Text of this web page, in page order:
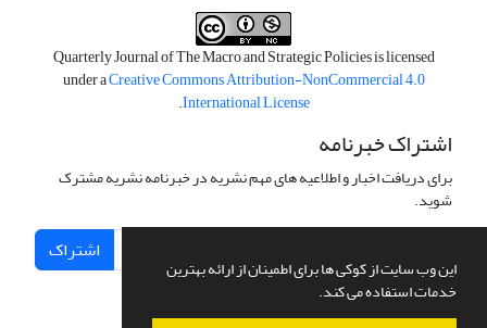
این وب سایت از کوکی ها برای اطمینان از ارائه بهترین
خدمات استفاده می کند.
Quarterly Journal of The Macro and Strategic Policies is licensed
under aCreative Commons Attribution-NonCommercial 4.0
International License
.
اشتراک خبرنامه
برای دریافت اخبار و اطلاعیه های مهم نشریه در خبرنامه نشریه مشترک
شوید.
اشتراک